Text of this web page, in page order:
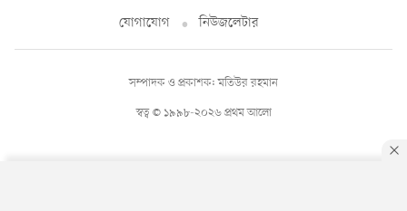
যোগাযোগ
নিউজলেটার
স্বত্ব © ১৯৯৮-২০২৬ প্রথম আলো
সম্পাদক ও প্রকাশক: মতিউর রহমান